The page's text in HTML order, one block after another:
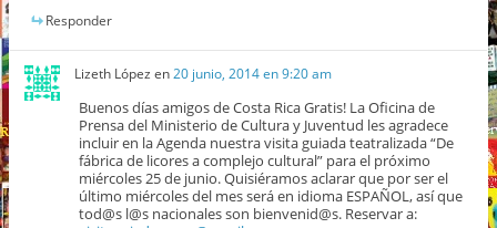
Responder
Lizeth López en20 junio, 2014 en 9:20 am
Buenos días amigos de Costa Rica Gratis! La Oficina de
Prensa del Ministerio de Cultura y Juventud les agradece
incluir en la Agenda nuestra visita guiada teatralizada “De
fábrica de licores a complejo cultural” para el próximo
miércoles 25 de junio. Quisiéramos aclarar que por ser el
último miércoles del mes será en idioma ESPAÑOL, así que
tod@s l@s nacionales son bienvenid@s. Reservar a: